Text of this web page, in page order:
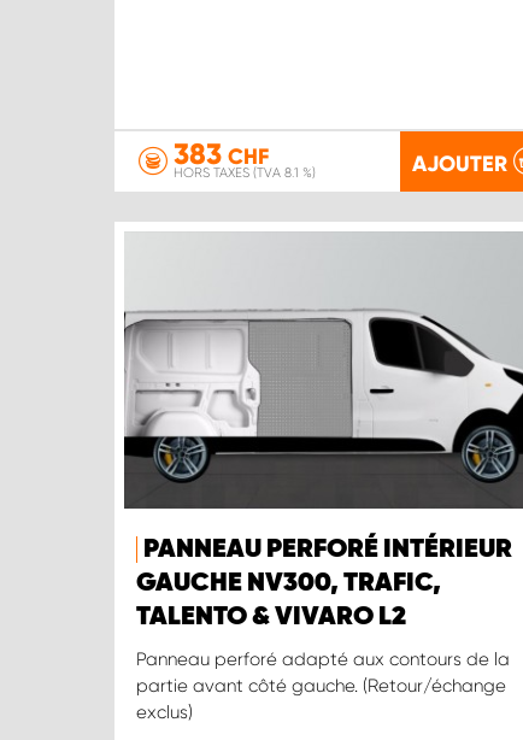
383 CHF
HORS TAXES (TVA 8.1 %) AJOUTER
PANNEAU PERFORÉ INTÉRIEUR
GAUCHE NV300, TRAFIC,
TALENTO & VIVARO L2
Panneau perforé adapté aux contours de la
partie avant côté gauche. (Retour/échange
exclus)